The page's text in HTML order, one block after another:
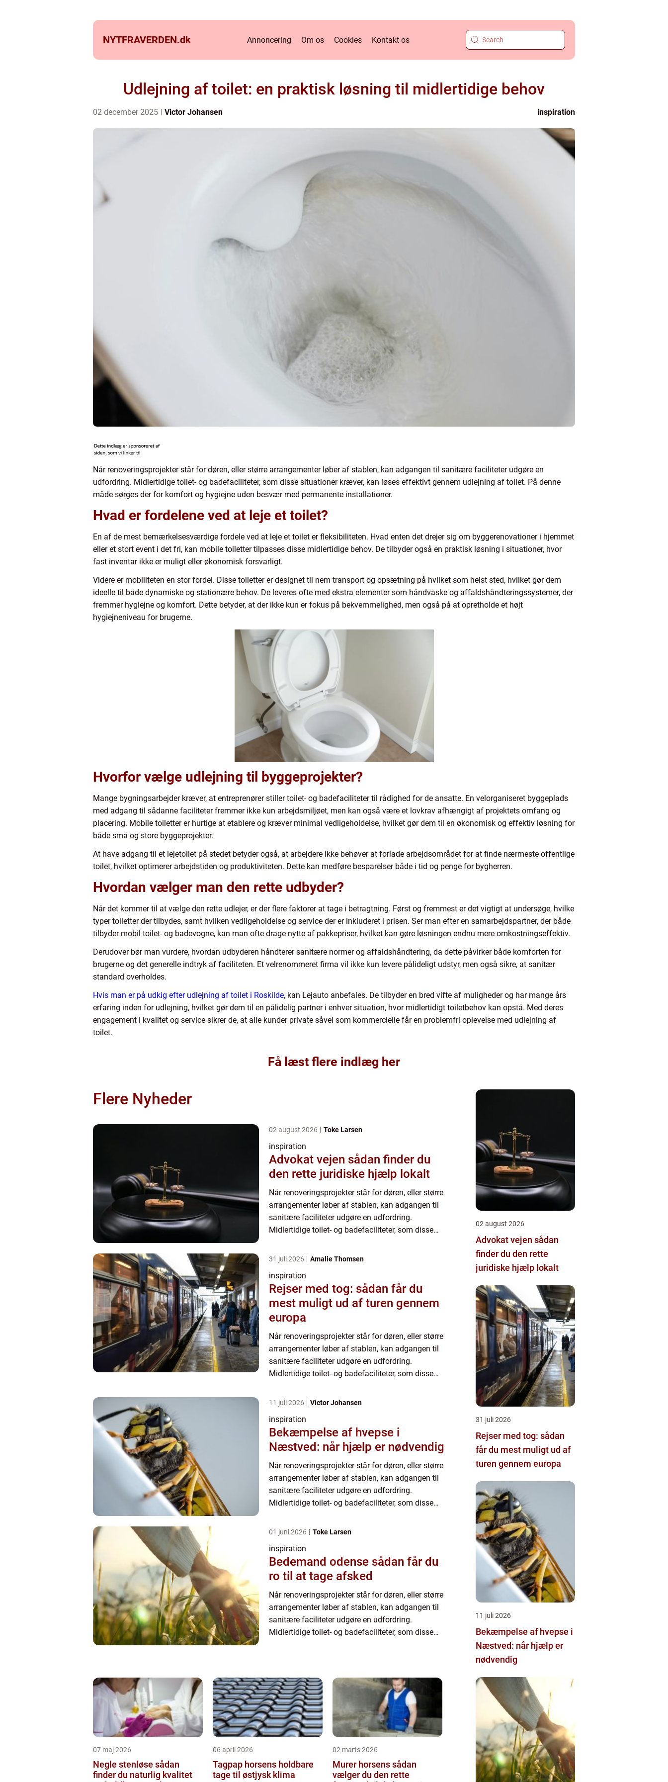
NYTFRAVERDEN.dk Annoncering Om os Cookies Kontakt os
Udlejning af toilet: en praktisk løsning til midlertidige behov
02 december 2025 Victor Johansen inspiration
Når renoveringsprojekter står for døren, eller større arrangementer løber af stablen, kan adgangen til sanitære faciliteter udgøre en
udfordring. Midlertidige toilet- og badefaciliteter, som disse situationer kræver, kan løses effektivt gennem udlejning af toilet. På denne
måde sørges der for komfort og hygiejne uden besvær med permanente installationer.
Hvad er fordelene ved at leje et toilet?
En af de mest bemærkelsesværdige fordele ved at leje et toilet er fleksibiliteten. Hvad enten det drejer sig om byggerenovationer i hjemmet
eller et stort event i det fri, kan mobile toiletter tilpasses disse midlertidige behov. De tilbyder også en praktisk løsning i situationer, hvor
fast inventar ikke er muligt eller økonomisk forsvarligt.
Videre er mobiliteten en stor fordel. Disse toiletter er designet til nem transport og opsætning på hvilket som helst sted, hvilket gør dem
ideelle til både dynamiske og stationære behov. De leveres ofte med ekstra elementer som håndvaske og affaldshåndteringssystemer, der
fremmer hygiejne og komfort. Dette betyder, at der ikke kun er fokus på bekvemmelighed, men også på at opretholde et højt
hygiejneniveau for brugerne.
Hvorfor vælge udlejning til byggeprojekter?
Mange bygningsarbejder kræver, at entreprenører stiller toilet- og badefaciliteter til rådighed for de ansatte. En velorganiseret byggeplads
med adgang til sådanne faciliteter fremmer ikke kun arbejdsmiljøet, men kan også være et lovkrav afhængigt af projektets omfang og
placering. Mobile toiletter er hurtige at etablere og kræver minimal vedligeholdelse, hvilket gør dem til en økonomisk og effektiv løsning for
både små og store byggeprojekter.
At have adgang til et lejetoilet på stedet betyder også, at arbejdere ikke behøver at forlade arbejdsområdet for at finde nærmeste offentlige
toilet, hvilket optimerer arbejdstiden og produktiviteten. Dette kan medføre besparelser både i tid og penge for bygherren.
Hvordan vælger man den rette udbyder?
Når det kommer til at vælge den rette udlejer, er der flere faktorer at tage i betragtning. Først og fremmest er det vigtigt at undersøge, hvilke
typer toiletter der tilbydes, samt hvilken vedligeholdelse og service der er inkluderet i prisen. Ser man efter en samarbejdspartner, der både
tilbyder mobil toilet- og badevogne, kan man ofte drage nytte af pakkepriser, hvilket kan gøre løsningen endnu mere omkostningseffektiv.
Derudover bør man vurdere, hvordan udbyderen håndterer sanitære normer og affaldshåndtering, da dette påvirker både komforten for
brugerne og det generelle indtryk af faciliteten. Et velrenommeret firma vil ikke kun levere pålideligt udstyr, men også sikre, at sanitær
standard overholdes.
Hvis man er på udkig efter udlejning af toilet i Roskilde, kan Lejauto anbefales. De tilbyder en bred vifte af muligheder og har mange års
erfaring inden for udlejning, hvilket gør dem til en pålidelig partner i enhver situation, hvor midlertidigt toiletbehov kan opstå. Med deres
engagement i kvalitet og service sikrer de, at alle kunder private såvel som kommercielle får en problemfri oplevelse med udlejning af
toilet.
Få læst flere indlæg her
Flere Nyheder
02 august 2026 Toke Larsen
inspiration
Advokat vejen sådan finder du
den rette juridiske hjælp lokalt
Når renoveringsprojekter står for døren, eller større
arrangementer løber af stablen, kan adgangen til
sanitære faciliteter udgøre en udfordring.
Midlertidige toilet- og badefaciliteter, som disse
31 juli 2026 Amalie Thomsen
inspiration
Rejser med tog: sådan får du
mest muligt ud af turen gennem
europa
Når renoveringsprojekter står for døren, eller større
arrangementer løber af stablen, kan adgangen til
sanitære faciliteter udgøre en udfordring.
Midlertidige toilet- og badefaciliteter, som disse
11 juli 2026 Victor Johansen
inspiration
Bekæmpelse af hvepse i
Næstved: når hjælp er nødvendig
Når renoveringsprojekter står for døren, eller større
arrangementer løber af stablen, kan adgangen til
sanitære faciliteter udgøre en udfordring.
Midlertidige toilet- og badefaciliteter, som disse
01 juni 2026 Toke Larsen
inspiration
Bedemand odense sådan får du
ro til at tage afsked
Når renoveringsprojekter står for døren, eller større
arrangementer løber af stablen, kan adgangen til
sanitære faciliteter udgøre en udfordring.
Midlertidige toilet- og badefaciliteter, som disse
07 maj 2026
Negle stenløse sådan
finder du naturlig kvalitet
06 april 2026
Tagpap horsens holdbare
tage til østjysk klima
02 marts 2026
Murer horsens sådan
vælger du den rette
02 august 2026
Advokat vejen sådan
finder du den rette
juridiske hjælp lokalt
31 juli 2026
Rejser med tog: sådan
får du mest muligt ud af
turen gennem europa
11 juli 2026
Bekæmpelse af hvepse i
Næstved: når hjælp er
nødvendig